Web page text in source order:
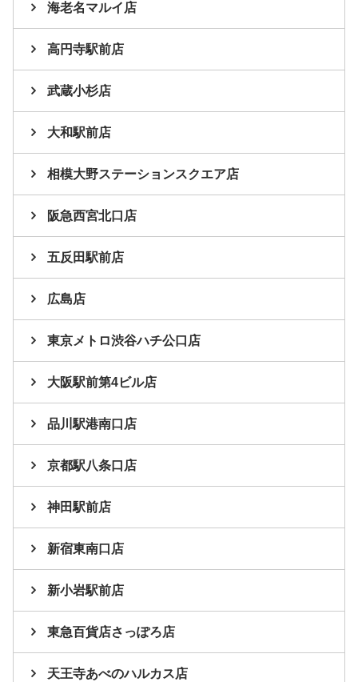
海老名マルイ店
高円寺駅前店
武蔵小杉店
大和駅前店
相模大野ステーションスクエア店
阪急西宮北口店
五反田駅前店
広島店
東京メトロ渋谷ハチ公口店
大阪駅前第4ビル店
品川駅港南口店
京都駅八条口店
神田駅前店
新宿東南口店
新小岩駅前店
東急百貨店さっぽろ店
天王寺あべのハルカス店